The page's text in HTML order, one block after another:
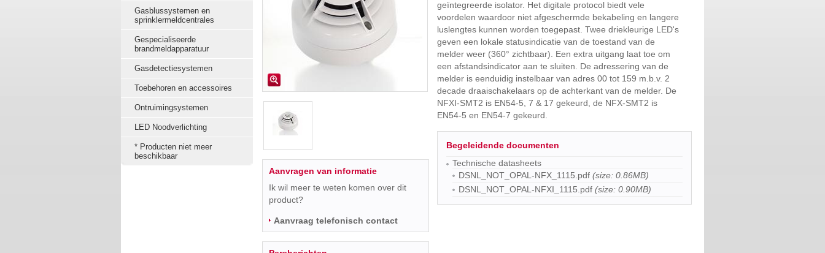
Gasblussystemen en
sprinklermeldcentrales
Gespecialiseerde
brandmeldapparatuur
Gasdetectiesystemen
Toebehoren en accessoires
Ontruimingsystemen
LED Noodverlichting
* Producten niet meer
beschikbaar
Aanvragen van informatie
Ik wil meer te weten komen over dit
product?
Aanvraag telefonisch contact
geïntegreerde isolator. Het digitale protocol biedt vele
voordelen waardoor niet afgeschermde bekabeling en langere
luslengtes kunnen worden toegepast. Twee driekleurige LED's
geven een lokale statusindicatie van de toestand van de
melder weer (360° zichtbaar). Een extra uitgang laat toe om
een afstandsindicator aan te sluiten. De adressering van de
melder is eenduidig instelbaar van adres 00 tot 159 m.b.v. 2
decade draaischakelaars op de achterkant van de melder. De
NFXI-SMT2 is EN54-5, 7 & 17 gekeurd, de NFX-SMT2 is
EN54-5 en EN54-7 gekeurd.
Begeleidende documenten
Technische datasheets
DSNL_NOT_OPAL-NFX_1115.pdf (size: 0.86MB)
DSNL_NOT_OPAL-NFXI_1115.pdf (size: 0.90MB)